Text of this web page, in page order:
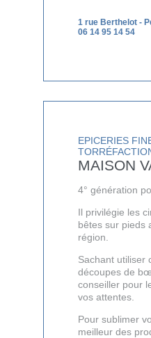
1 rue Berthelot -
06 14 95 14 54
EPICERIES
MAISON
4° génération
Il privilégie les
bêtes sur pieds
région.
Sachant utiliser
découpes de
conseiller pour
vos attentes.
Pour sublimer
meilleur des